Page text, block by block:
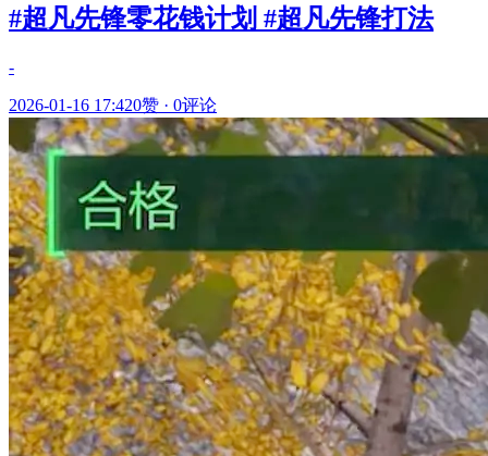
#超凡先锋零花钱计划 #超凡先锋打法
-
2026-01-16 17:420赞 · 0评论